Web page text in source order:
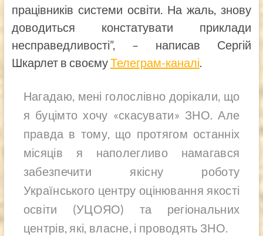
працівників системи освіти. На жаль, знову
доводиться констатувати приклади
несправедливості”, – написав Сергій
Шкарлет в своємуТелеграм-каналі.
Нагадаю, мені голослівно дорікали, що
я буцімто хочу «скасувати» ЗНО. Але
правда в тому, що протягом останніх
місяців я наполегливо намагався
забезпечити якісну роботу
Українського центру оцінювання якості
освіти (УЦОЯО) та регіональних
центрів, які, власне, і проводять ЗНО.